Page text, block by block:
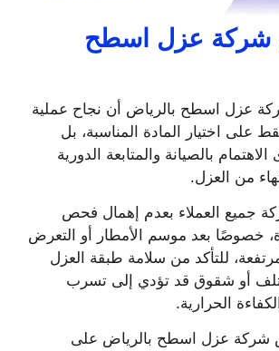
شركة عزل اسطح
عزل اسطح بالرياض أن نجاح عملية
على اختيار المادة المناسبة، بل
بالصيانة والمتابعة الدورية
من العزل.
جميع العملاء بعدم إهمال فحص
خصوصًا بعد موسم الأمطار أو التعرض
للتأكد من سلامة طبقة العزل
أو شقوق قد تؤدي إلى تسرب
الحرارية.
شركة عزل اسطح بالرياض على